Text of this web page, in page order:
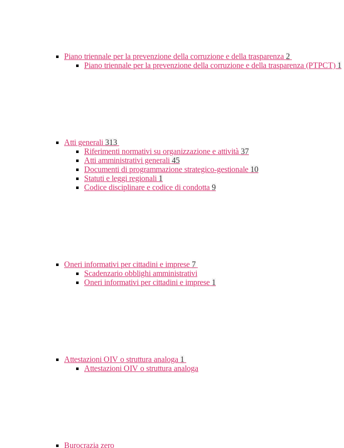
Piano triennale per la prevenzione della corruzione e della trasparenza 2
Piano triennale per la prevenzione della corruzione e della trasparenza (PTPCT) 1
Atti generali 313
Riferimenti normativi su organizzazione e attività 37
Atti amministrativi generali 45
Documenti di programmazione strategico-gestionale 10
Statuti e leggi regionali 1
Codice disciplinare e codice di condotta 9
Oneri informativi per cittadini e imprese 7
Scadenzario obblighi amministrativi
Oneri informativi per cittadini e imprese 1
Attestazioni OIV o struttura analoga 1
Attestazioni OIV o struttura analoga
Burocrazia zero